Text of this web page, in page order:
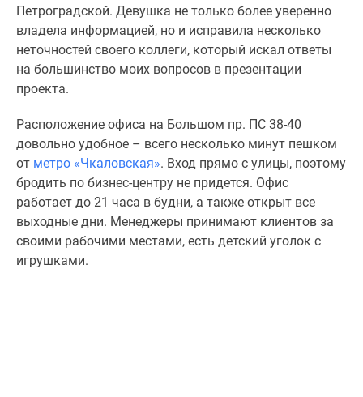
Петроградской. Девушка не только более уверенно
владела информацией, но и исправила несколько
неточностей своего коллеги, который искал ответы
на большинство моих вопросов в презентации
проекта.
Расположение офиса на Большом пр. ПС 38-40
довольно удобное – всего несколько минут пешком
от метро «Чкаловская». Вход прямо с улицы, поэтому
бродить по бизнес-центру не придется. Офис
работает до 21 часа в будни, а также открыт все
выходные дни. Менеджеры принимают клиентов за
своими рабочими местами, есть детский уголок с
игрушками.